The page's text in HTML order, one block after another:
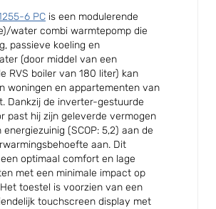
6 PC is een modulerende
water combi warmtepomp die
passieve koeling en
(door middel van een
RVS boiler van 180 liter) kan
woningen en appartementen van
Dankzij de inverter-gestuurde
past hij zijn geleverde vermogen
(SCOP: 5,2) aan de
aan. Dit
optimaal comfort en lage
met een minimale impact op
toestel is voorzien van een
touchscreen display met